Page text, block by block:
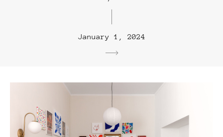
January 1, 2024